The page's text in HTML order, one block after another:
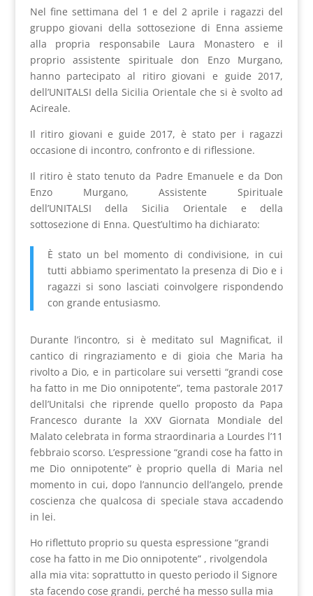
Nel fine settimana del 1 e del 2 aprile i ragazzi del
gruppo giovani della sottosezione di Enna assieme
alla propria responsabile Laura Monastero e il
proprio assistente spirituale don Enzo Murgano,
hanno partecipato al ritiro giovani e guide 2017,
dell’UNITALSI della Sicilia Orientale che si è svolto ad
Acireale.
Il ritiro giovani e guide 2017, è stato per i ragazzi
occasione di incontro, confronto e di riflessione.
Il ritiro è stato tenuto da Padre Emanuele e da Don
Enzo Murgano, Assistente Spirituale
dell’UNITALSI della Sicilia Orientale e della
sottosezione di Enna. Quest’ultimo ha dichiarato:
È stato un bel momento di condivisione, in cui
tutti abbiamo sperimentato la presenza di Dio e i
ragazzi si sono lasciati coinvolgere rispondendo
con grande entusiasmo.
Durante l’incontro, si è meditato sul Magnificat, il
cantico di ringraziamento e di gioia che Maria ha
rivolto a Dio, e in particolare sui versetti “grandi cose
ha fatto in me Dio onnipotente”, tema pastorale 2017
dell’Unitalsi che riprende quello proposto da Papa
Francesco durante la XXV Giornata Mondiale del
Malato celebrata in forma straordinaria a Lourdes l’11
febbraio scorso. L’espressione “grandi cose ha fatto in
me Dio onnipotente” è proprio quella di Maria nel
momento in cui, dopo l’annuncio dell’angelo, prende
coscienza che qualcosa di speciale stava accadendo
in lei.
Ho riflettuto proprio su questa espressione “grandi
cose ha fatto in me Dio onnipotente” , rivolgendola
alla mia vita: soprattutto in questo periodo il Signore
sta facendo cose grandi, perché ha messo sulla mia